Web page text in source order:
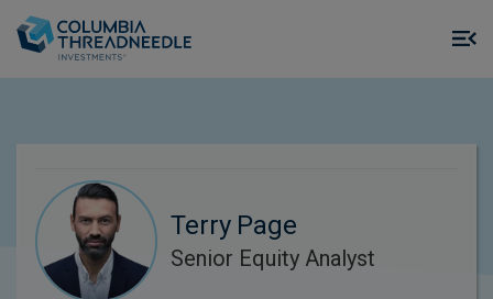
Terry Page
Senior Equity Analyst